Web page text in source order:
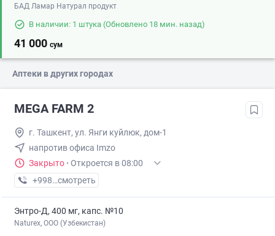
БАД Ламар Натурал продукт
В наличии: 1 штука (Обновлено 18 мин. назад)
41 000 сум
Аптеки в других городах
MEGA FARM 2
г. Ташкент, ул. Янги куйлюк, дом-1
напротив офиса Imzo
Закрыто · Откроется в 08:00
+998 (71) XXX-XX-XX
смотреть
Энтро-Д, 400 мг, капс. №10
Naturex, OOO (Узбекистан)